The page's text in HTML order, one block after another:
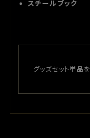
スチールブック
グッズセット単品を